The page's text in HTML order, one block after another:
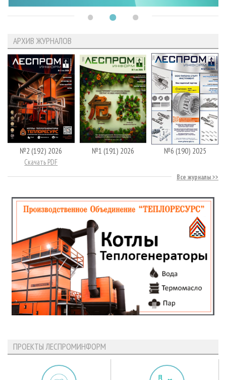
АРХИВ ЖУРНАЛОВ
№2 (192) 2026
Скачать PDF
№1 (191) 2026 №6 (190) 2025
Все журналы
ПРОЕКТЫ ЛЕСПРОМИНФОРМ